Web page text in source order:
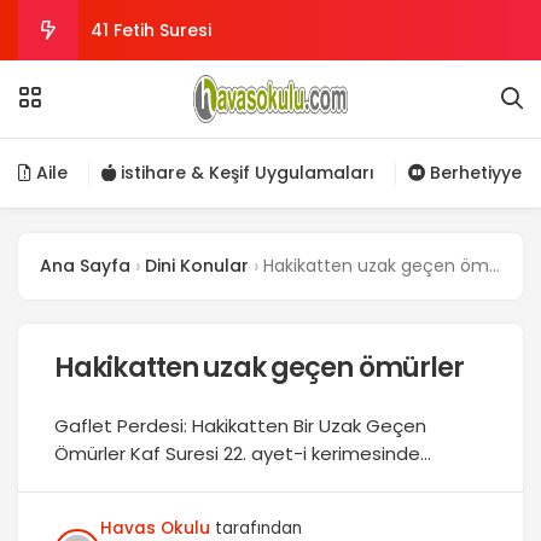
41 Fetih Suresi
insan neden zorluklar ile muhatap edilir?
Ayet-el Kürsi ile Koruyucu Daire
Her düşüşün bir kalkışı, her yükselişin bir düşüşü
Aile istihare & Keşif Uygulamaları Berhetiyye
Ana Sayfa Dini Konular Hakikatten uzak geçen ömürler
Hakikatten uzak geçen ömürler
Gaflet Perdesi: Hakikatten Bir Uzak Geçen
Ömürler Kaf Suresi 22. ayet-i kerimesinde
Havas Okulu tarafından